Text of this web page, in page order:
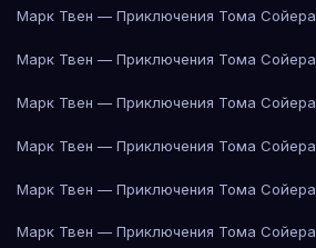
Марк Твен — Приключения Тома Сойера
Марк Твен — Приключения Тома Сойера
Марк Твен — Приключения Тома Сойера
Марк Твен — Приключения Тома Сойера
Марк Твен — Приключения Тома Сойера
Марк Твен — Приключения Тома Сойера